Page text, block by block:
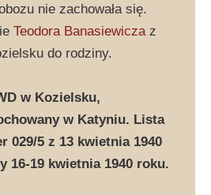
nie zachowała się.
Teodora Banasiewicza z
do rodziny.
w Kozielsku,
w Katyniu. Lista
029/5 z 13 kwietnia 1940
16-19 kwietnia 1940 roku.